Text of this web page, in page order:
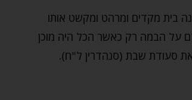
מקדים ומרהט ומקשט אותו
על הבמה רק כאשר הכל היה מוכן
סעודת שבת (סנהדרין ל"ח).